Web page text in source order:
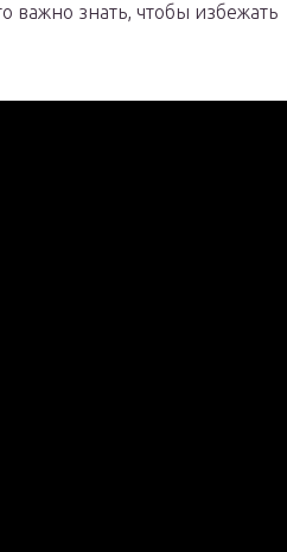
важно знать, чтобы избежать